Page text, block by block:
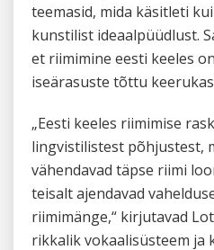
teemasid, mida käsitleti
kunstilist ideaalpüüdlust.
et riimimine eesti keeles
iseärasuste tõttu
„Eesti keeles riimimise
lingvistilistest põhjustest,
vähendavad täpse riimi
teisalt ajendavad
riimimänge,“ kirjutavad
rikkalik vokaalisüsteem ja